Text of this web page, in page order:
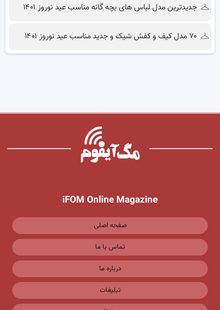
جدیدترین مدل لباس های بچه گانه مناسب عید نوروز ۱۴۰۱
۷۰ مدل کیف و کفش شیک و جدید مناسب عید نوروز ۱۴۰۱
iFOM Online Magazine
صفحه اصلی
تماس با ما
درباره ما
تبلیغات